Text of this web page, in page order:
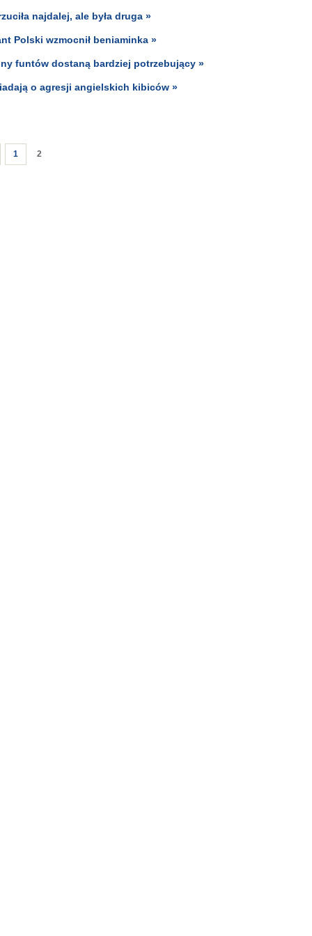
najdalej, ale była druga »
Polski wzmocnił beniaminka »
funtów dostaną bardziej potrzebujący »
o agresji angielskich kibiców »
1 2